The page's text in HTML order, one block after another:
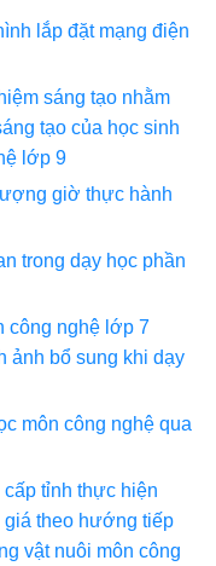
lắp đặt mạng điện
sáng tạo nhằm
tạo của học sinh
lớp 9
giờ thực hành
trong dạy học phần
công nghệ lớp 7
ảnh bổ sung khi dạy
môn công nghệ qua
tỉnh thực hiện
giá theo hướng tiếp
vật nuôi môn công